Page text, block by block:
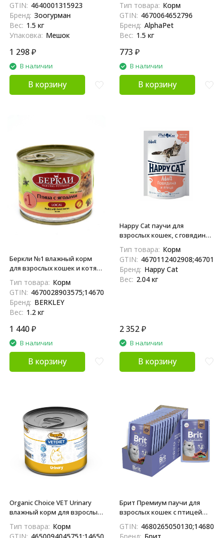
GTIN: 4640001315923
Бренд: Зоогурман
Вес: 1.5 кг
Упаковка: Мешок
1 298₽
В наличии
В корзину
домашней птицей - 1,5 кг
Тип товара: Корм
GTIN: 4670064652796
Бренд: AlphaPet
Вес: 1.5 кг
773 ₽
В наличии
В корзину
Беркли №1 влажный корм
для взрослых кошек и котят,
200 г x 6 шт
Тип товара: Корм
GTIN: 4670028903575;14670028903572
Бренд: BERKLEY
Вес: 1.2 кг
1 440₽
В наличии
В корзину
Happy Cat паучи для
взрослых кошек, с говядиной
85 г х 24 шт
Тип товара: Корм
GTIN:
Бренд: Happy Cat
Вес: 2.04 кг
2 352₽
В наличии
В корзину
Organic Сhoice VET Urinary
влажный корм для взрослых
МКБ, в консервах - 240 г х 6
Тип товара: Корм
GTIN: 4650094045751;14650094045758;4620207835319
Брит Премиум паучи для
взрослых кошек с птицей
GTIN:
Бренд: Брит